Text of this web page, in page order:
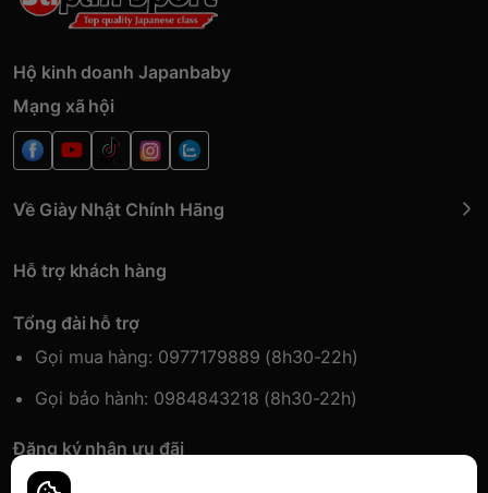
Hộ kinh doanh Japanbaby
Mạng xã hội
Về Giày Nhật Chính Hãng
Hỗ trợ khách hàng
Tổng đài hỗ trợ
Gọi mua hàng: 0977179889 (8h30-22h)
Gọi bảo hành: 0984843218 (8h30-22h)
Đăng ký nhận ưu đãi
Đăng kí để nhận thông tin ưu đãi sớm nhất.